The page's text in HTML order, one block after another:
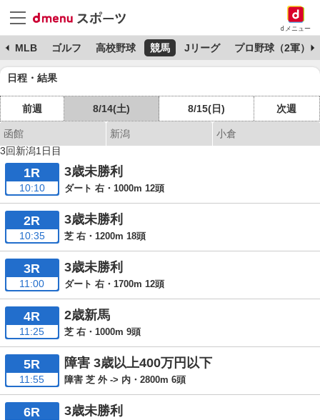
dメニュー
MLB ゴルフ 高校野球 競馬 Jリーグ プロ野球（2軍）
日程・結果
前週 8/14(土) 8/15(日) 次週
函館 新潟
小倉
3回新潟1日目
1R
10:10
3歳未勝利
ダート 右・1000m 12頭
2R
10:35
3歳未勝利
芝 右・1200m 18頭
3R
11:00
3歳未勝利
ダート 右・1700m 12頭
4R
11:25
2歳新馬
芝 右・1000m 9頭
5R
11:55
障害 3歳以上400万円以下
障害 芝 外 -> 内・2800m 6頭
6R 3歳未勝利